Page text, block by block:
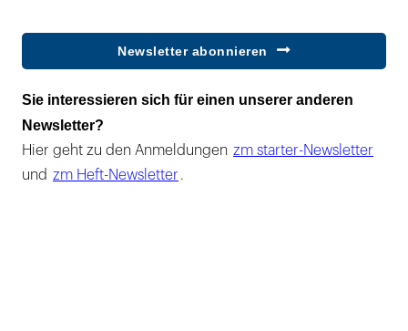
Newsletter abonnieren
Sie interessieren sich für einen unserer anderen
Newsletter?
Hier geht zu den Anmeldungen zm starter-Newsletter
und zm Heft-Newsletter .